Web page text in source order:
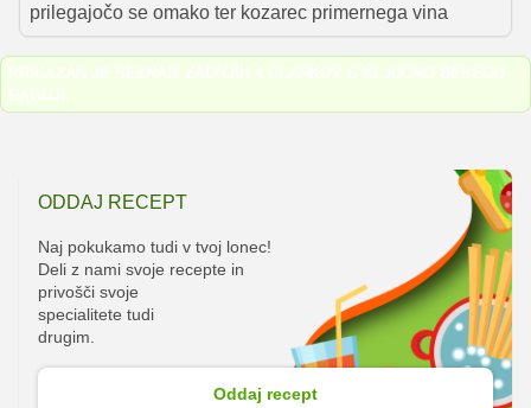
prilegajočo se omako ter kozarec primernega vina
PRIKAZAN JE SEZNAM ZADNJIH 4 ČLANKOV S KLJUČNO BESEDO
RAGUJI .
ODDAJ RECEPT
Naj pokukamo tudi v tvoj lonec!
Deli z nami svoje recepte in
privošči svoje
specialitete tudi
drugim.
Oddaj recept